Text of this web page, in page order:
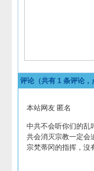
评论（共有 1 条评论，
本站网友 匿名
中共不会听你们的乱
共会消灭宗教一定会
宗梵蒂冈的指挥，沒